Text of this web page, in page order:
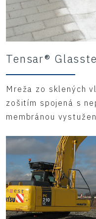
Tensar®
Mreža zo sklených
zošitím spojená s
membránou